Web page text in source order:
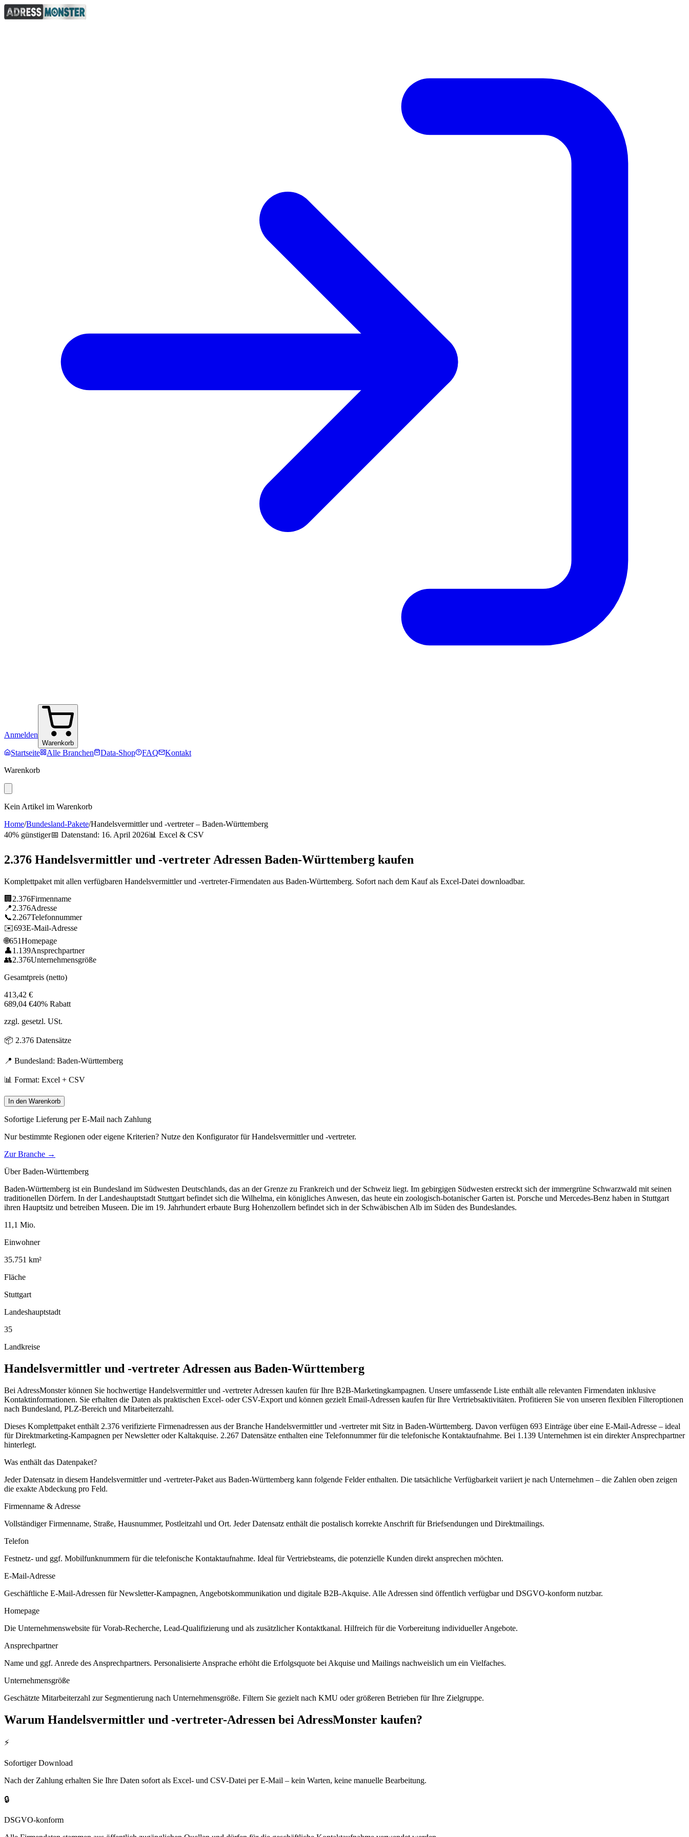
Anmelden
Warenkorb
Startseite Alle Branchen Data-Shop FAQ
Kontakt
Warenkorb
Kein Artikel im Warenkorb
Home/Bundesland-Pakete/Handelsvermittler und -vertreter– Baden-Württemberg
40% günstiger📅 Datenstand: 16. April 2026📊 Excel & CSV
2.376 Handelsvermittler und -vertreter Adressen Baden-Württemberg kaufen
Komplettpaket mit allen verfügbaren Handelsvermittler und -vertreter-Firmendaten aus Baden-Württemberg. Sofort nach dem Kauf als Excel-Datei downloadbar.
🏢 2.376Firmenname
📍2.376Adresse
📞2.267Telefonnummer
✉️693E-Mail-Adresse
🌐651Homepage
👤1.139Ansprechpartner
👥2.376Unternehmensgröße
Gesamtpreis (netto)
413,42 €
689,04 €40% Rabatt
zzgl. gesetzl. USt.
📦 2.376 Datensätze
📍 Bundesland: Baden-Württemberg
📊 Format: Excel + CSV
In den Warenkorb
Sofortige Lieferung per E-Mail nach Zahlung
Nur bestimmte Regionen oder eigene Kriterien? Nutze den Konfigurator fürHandelsvermittler und -vertreter.
Zur Branche →
ÜberBaden-Württemberg
Baden-Württemberg ist ein Bundesland im Südwesten Deutschlands, das an der Grenze zu Frankreich und der Schweiz liegt. Im gebirgigen Südwesten erstreckt sich der immergrüne Schwarzwald mit seinen
traditionellen Dörfern. In der Landeshauptstadt Stuttgart befindet sich die Wilhelma, ein königliches Anwesen, das heute ein zoologisch-botanischer Garten ist. Porsche und Mercedes-Benz haben in Stuttgart
ihren Hauptsitz und betreiben Museen. Die im 19. Jahrhundert erbaute Burg Hohenzollern befindet sich in der Schwäbischen Alb im Süden des Bundeslandes.
11,1 Mio.
Einwohner
35.751 km²
Fläche
Stuttgart
Landeshauptstadt
35
Landkreise
Handelsvermittler und -vertreter Adressen aus Baden-Württemberg
Bei AdressMonster können Sie hochwertige Handelsvermittler und -vertreter Adressen kaufen für Ihre B2B-Marketingkampagnen. Unsere umfassende Liste enthält alle relevanten Firmendaten inklusive
Kontaktinformationen. Sie erhalten die Daten als praktischen Excel- oder CSV-Export und können gezielt Email-Adressen kaufen für Ihre Vertriebsaktivitäten. Profitieren Sie von unseren flexiblen Filteroptionen
nach Bundesland, PLZ-Bereich und Mitarbeiterzahl.
Dieses Komplettpaket enthält 2.376 verifizierte Firmenadressen aus der Branche Handelsvermittler und -vertretermit Sitz in Baden-Württemberg. Davon verfügen 693 Einträge über eine E-Mail-Adresse – ideal
für Direktmarketing-Kampagnen per Newsletter oder Kaltakquise. 2.267 Datensätze enthalten eine Telefonnummer für die telefonische Kontaktaufnahme. Bei 1.139 Unternehmen ist ein direkter Ansprechpartner
hinterlegt.
Was enthält das Datenpaket?
Jeder Datensatz in diesem Handelsvermittler und -vertreter-Paket aus Baden-Württemberg kann folgende Felder enthalten. Die tatsächliche Verfügbarkeit variiert je nach Unternehmen – die Zahlen oben zeigen
die exakte Abdeckung pro Feld.
Firmenname & Adresse
Vollständiger Firmenname, Straße, Hausnummer, Postleitzahl und Ort. Jeder Datensatz enthält die postalisch korrekte Anschrift für Briefsendungen und Direktmailings.
Telefon
Festnetz- und ggf. Mobilfunknummern für die telefonische Kontaktaufnahme. Ideal für Vertriebsteams, die potenzielle Kunden direkt ansprechen möchten.
E-Mail-Adresse
Geschäftliche E-Mail-Adressen für Newsletter-Kampagnen, Angebotskommunikation und digitale B2B-Akquise. Alle Adressen sind öffentlich verfügbar und DSGVO-konform nutzbar.
Homepage
Die Unternehmenswebsite für Vorab-Recherche, Lead-Qualifizierung und als zusätzlicher Kontaktkanal. Hilfreich für die Vorbereitung individueller Angebote.
Ansprechpartner
Name und ggf. Anrede des Ansprechpartners. Personalisierte Ansprache erhöht die Erfolgsquote bei Akquise und Mailings nachweislich um ein Vielfaches.
Unternehmensgröße
Geschätzte Mitarbeiterzahl zur Segmentierung nach Unternehmensgröße. Filtern Sie gezielt nach KMU oder größeren Betrieben für Ihre Zielgruppe.
Warum Handelsvermittler und -vertreter-Adressen bei AdressMonster kaufen?
⚡
Sofortiger Download
Nach der Zahlung erhalten Sie Ihre Daten sofort als Excel- und CSV-Datei per E-Mail – kein Warten, keine manuelle Bearbeitung.
🔒
DSGVO-konform